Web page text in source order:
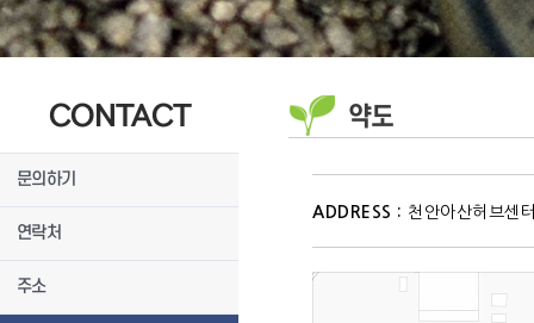
CONTACT
문의하기
연락처
주소
약도
ADDRESS : 천안아산허브센